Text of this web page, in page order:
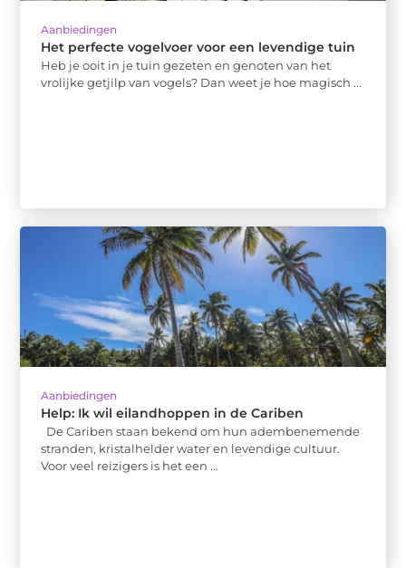
Aanbiedingen
Het perfecte vogelvoer voor een levendige tuin
Heb je ooit in je tuin gezeten en genoten van het
vrolijke getjilp van vogels? Dan weet je hoe magisch ...
Aanbiedingen
Help: Ik wil eilandhoppen in de Cariben
De Cariben staan bekend om hun adembenemende
stranden, kristalhelder water en levendige cultuur.
Voor veel reizigers is het een ...